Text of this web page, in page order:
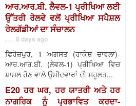
ਆਰ.ਆਰ.ਬੀ. ਲੈਵਲ-1 ਪ੍ਰੀਖਿਆ ਲਈ
ਉੱਤਰੀ ਰੇਲਵੇ ਵਲੋਂ ਪ੍ਰੀਖਿਆ ਸਪੈਸ਼ਲ
ਰੇਲਗੱਡੀਆਂ ਦਾ ਸੰਚਾਲਨ
. . . 8 days ago
ਫਿਰੋਜ਼ਪੁਰ, 1 ਅਗਸਤ (ਰਾਕੇਸ਼ ਚਾਵਲਾ)-
ਆਰ.ਆਰ.ਬੀ. (ਲੇਵਲ-1) ਪ੍ਰੀਖਿਆ ਵਿਚ
ਸ਼ਾਮਲ ਹੋਣ ਵਾਲੇ ਉਮੀਦਵਾਰਾਂ ਦੀ ਸਹੂਲਤ...
E20 ਹਰ ਘਰ, ਹਰ ਯਾਤਰੀ ਅਤੇ ਹਰ
ਨਾਗਰਿਕ ਨੂੰ ਪ੍ਰਭਾਵਿਤ ਕਰਦਾ-